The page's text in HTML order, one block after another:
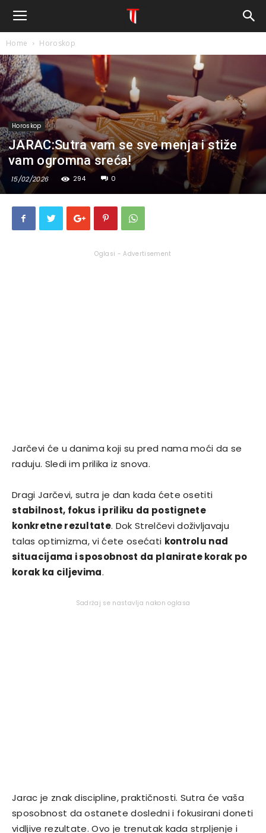
Home Horoskop
Horoskop
JARAC:Sutra vam se sve menja i stiže
vam ogromna sreća!
15/02/2026 294 0
Oglasi - Advertisement
Jarčevi će u danima koji su pred nama moći da se
raduju. Sledi im prilika iz snova.
Dragi Jarčevi, sutra je dan kada ćete osetiti
stabilnost, fokus i priliku da postignete
konkretne rezultate. Dok Strelčevi doživljavaju
talas optimizma, vi ćete osećati kontrolu nad
situacijama i sposobnost da planirate korak po
korak ka ciljevima.
Sadržaj se nastavlja nakon oglasa
Jarac je znak discipline, praktičnosti. Sutra će vaša
sposobnost da ostanete dosledni i fokusirani doneti
vidljive rezultate. Ovo je trenutak kada strpljenje i